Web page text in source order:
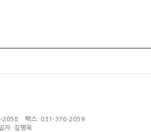
2058 팩스.
031-376-2059
자. 김평옥